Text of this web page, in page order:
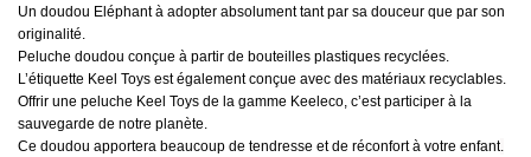
Un doudou Eléphant à adopter absolument tant par sa douceur que par son
originalité.
Peluche doudou conçue à partir de bouteilles plastiques recyclées.
L’étiquette Keel Toys est également conçue avec des matériaux recyclables.
Offrir une peluche Keel Toys de la gamme Keeleco, c’est participer à la
sauvegarde de notre planète.
Ce doudou apportera beaucoup de tendresse et de réconfort à votre enfant.